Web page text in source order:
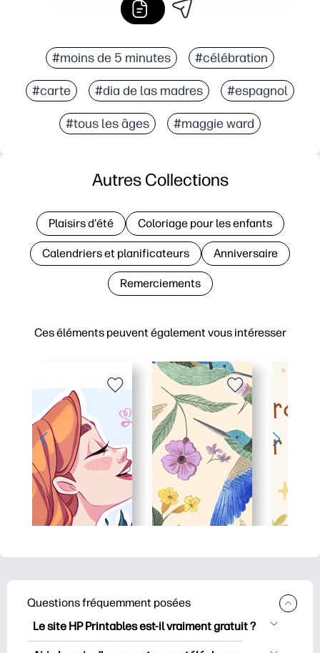
#moins de 5 minutes #célébration
#carte #dia de las madres #espagnol
#tous les âges #maggie ward
Ces éléments peuvent également vous intéresser
Autres Collections
Plaisirs d'été Coloriage pour les enfants
Calendriers et planificateurs Anniversaire
Remerciements
Questions fréquemment posées
Le site HP Printables est-il vraiment gratuit ?
HP Printables propose plus de 2500